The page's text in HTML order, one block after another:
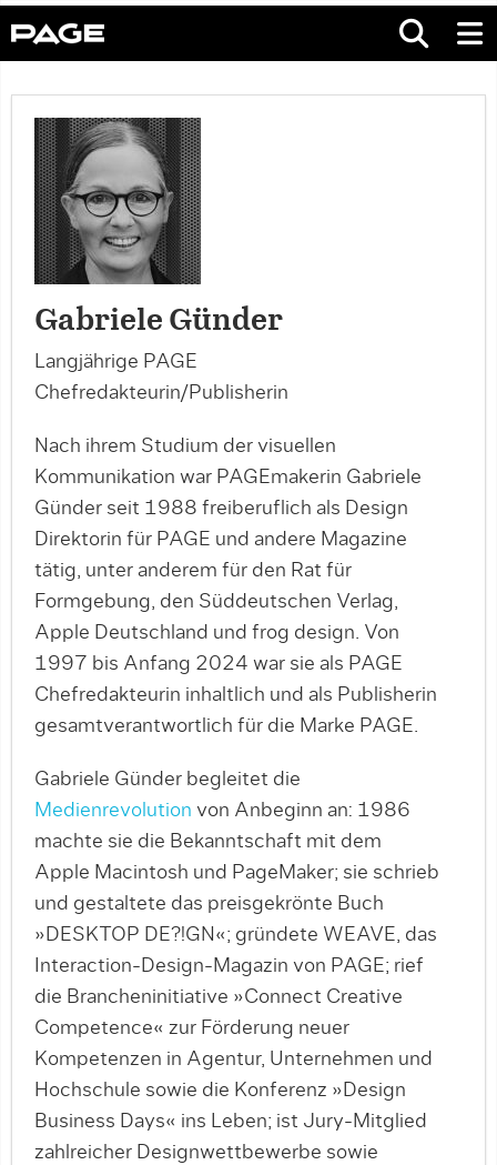
Gabriele Günder
Langjährige PAGE
Chefredakteurin/Publisherin
Nach ihrem Studium der visuellen
Kommunikation war PAGEmakerin Gabriele
Günder seit 1988 freiberuflich als Design
Direktorin für PAGE und andere Magazine
tätig, unter anderem für den Rat für
Formgebung, den Süddeutschen Verlag,
Apple Deutschland und frog design. Von
1997 bis Anfang 2024 war sie als PAGE
Chefredakteurin inhaltlich und als Publisherin
gesamtverantwortlich für die Marke PAGE.
Gabriele Günder begleitet die
Medienrevolution von Anbeginn an: 1986
machte sie die Bekanntschaft mit dem
Apple Macintosh und PageMaker; sie schrieb
und gestaltete das preisgekrönte Buch
»DESKTOP DE?!GN«; gründete WEAVE, das
Interaction-Design-Magazin von PAGE; rief
die Brancheninitiative »Connect Creative
Competence« zur Förderung neuer
Kompetenzen in Agentur, Unternehmen und
Hochschule sowie die Konferenz »Design
Business Days« ins Leben; ist Jury-Mitglied
zahlreicher Designwettbewerbe sowie